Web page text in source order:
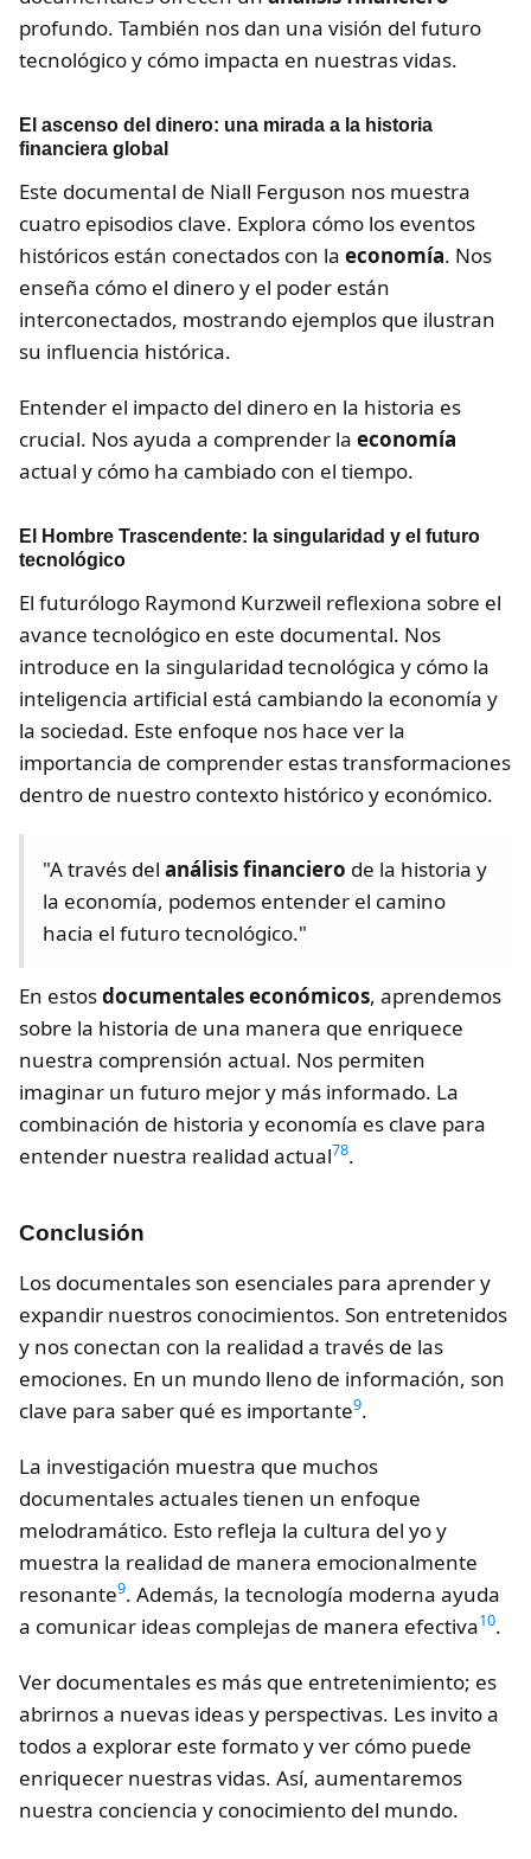
profundo. También nos dan una visión del futuro
tecnológico y cómo impacta en nuestras vidas.
El ascenso del dinero: una mirada a la historia
financiera global
Este documental de Niall Ferguson nos muestra
cuatro episodios clave. Explora cómo los eventos
históricos están conectados con la economía. Nos
enseña cómo el dinero y el poder están
interconectados, mostrando ejemplos que ilustran
su influencia histórica.
Entender el impacto del dinero en la historia es
crucial. Nos ayuda a comprender la economía
actual y cómo ha cambiado con el tiempo.
El Hombre Trascendente: la singularidad y el futuro
tecnológico
El futurólogo Raymond Kurzweil reflexiona sobre el
avance tecnológico en este documental. Nos
introduce en la singularidad tecnológica y cómo la
inteligencia artificial está cambiando la economía y
la sociedad. Este enfoque nos hace ver la
importancia de comprender estas transformaciones
dentro de nuestro contexto histórico y económico.
"A través del análisis financiero de la historia y
la economía, podemos entender el camino
hacia el futuro tecnológico."
En estosdocumentales económicos, aprendemos
sobre la historia de una manera que enriquece
nuestra comprensión actual. Nos permiten
imaginar un futuro mejor y más informado. La
combinación de historia y economía es clave para
entender nuestra realidad actual78.
Conclusión
Los documentales son esenciales para aprender y
expandir nuestros conocimientos. Son entretenidos
y nos conectan con la realidad a través de las
emociones. En un mundo lleno de información, son
clave para saber qué es importante9.
La investigación muestra que muchos
documentales actuales tienen un enfoque
melodramático. Esto refleja la cultura del yo y
muestra la realidad de manera emocionalmente
resonante9. Además, la tecnología moderna ayuda
a comunicar ideas complejas de manera efectiva10.
Ver documentales es más que entretenimiento; es
abrirnos a nuevas ideas y perspectivas. Les invito a
todos a explorar este formato y ver cómo puede
enriquecer nuestras vidas. Así, aumentaremos
nuestra conciencia y conocimiento del mundo.